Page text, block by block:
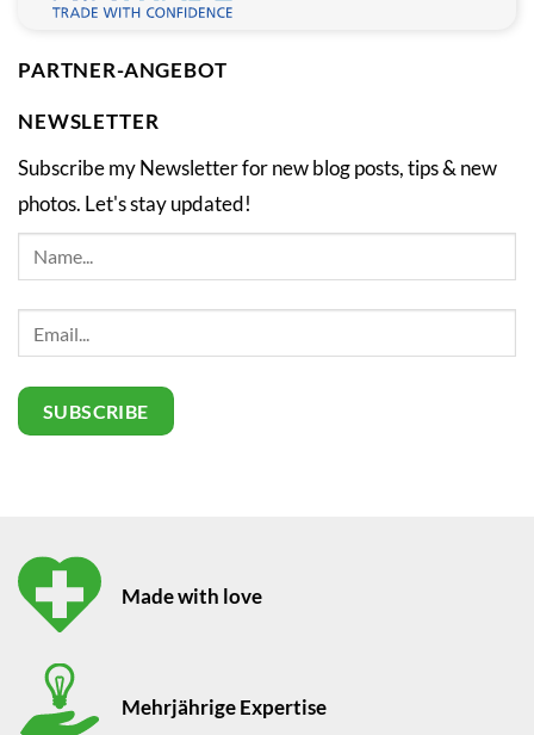
PARTNER-ANGEBOT
NEWSLETTER
Subscribe my Newsletter for new blog posts, tips & new
photos. Let's stay updated!
Made with love
Mehrjährige Expertise